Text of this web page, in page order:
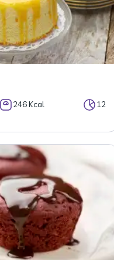
246 Kcal 12